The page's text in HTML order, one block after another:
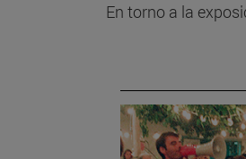
En torno a la